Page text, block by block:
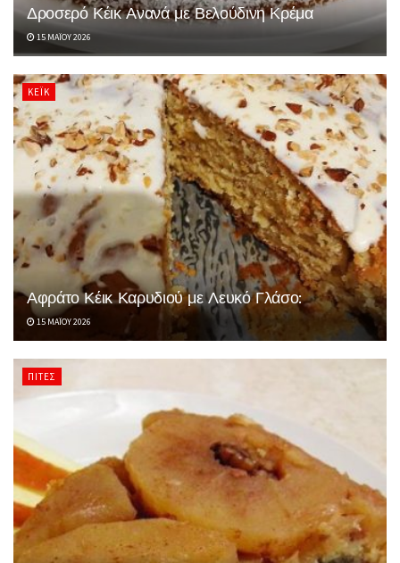
Δροσερό Κέικ Ανανά με Βελούδινη Κρέμα
15 ΜΑΪ́ΟΥ 2026
ΚΈΙΚ
Αφράτο Κέικ Καρυδιού με Λευκό Γλάσο:
15 ΜΑΪ́ΟΥ 2026
ΠΊΤΕΣ